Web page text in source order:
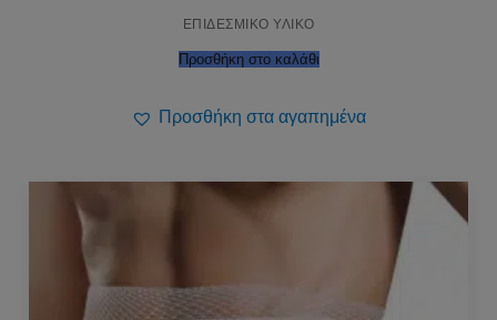
ΕΠΙΔΕΣΜΙΚΟ ΥΛΙΚΟ
Προσθήκη στο καλάθι
Προσθήκη στα αγαπημένα